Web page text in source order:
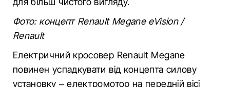
Фото: концепт Renault Megane eVision /
Renault
Електричний кросовер Renault Megane
повинен успадкувати від концепта силову
установку – електромотор на передній вісі